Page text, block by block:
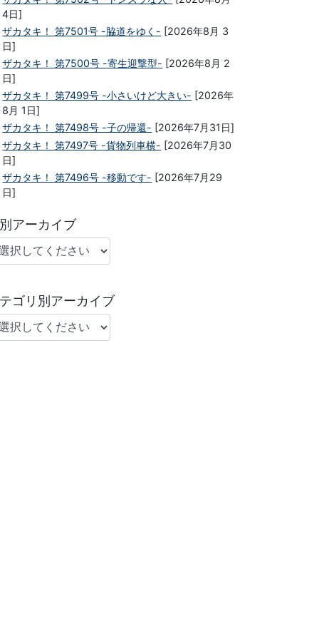
4日]
ザカタキ！ 第7501号 -脇道をゆく- [2026年8月 3
日]
ザカタキ！ 第7500号 -寄生迎撃型- [2026年8月 2
日]
ザカタキ！ 第7499号 -小さいけど大きい- [2026年
8月 1日]
ザカタキ！ 第7498号 -子の帰還- [2026年7月31日]
ザカタキ！ 第7497号 -貨物列車横- [2026年7月30
日]
ザカタキ！ 第7496号 -移動です- [2026年7月29
日]
アーカイブ
ゴリ別アーカイブ